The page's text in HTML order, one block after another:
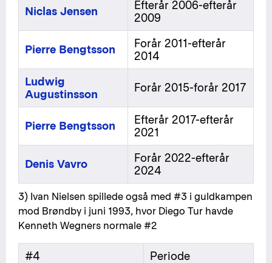
Niclas Jensen
Efterår 2006-efterår
2009
Pierre Bengtsson
Forår 2011-efterår
2014
Ludwig
Augustinsson
Forår 2015-forår 2017
Pierre Bengtsson
Efterår 2017-efterår
2021
Denis Vavro
Forår 2022-efterår
2024
3) Ivan Nielsen spillede også med #3 i guldkampen
mod Brøndby i juni 1993, hvor Diego Tur havde
Kenneth Wegners normale #2
#4 Periode